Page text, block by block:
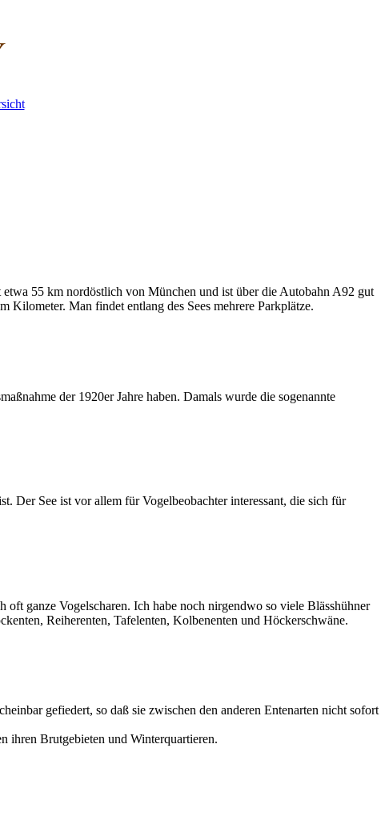
55 km nordöstlich von München und ist über die Autobahn A92 gut
Kilometer. Man findet entlang des Sees mehrere Parkplätze.
der 1920er Jahre haben. Damals wurde die sogenannte
Der See ist vor allem für Vogelbeobachter interessant, die sich für
ganze Vogelscharen. Ich habe noch nirgendwo so viele Blässhühner
Reiherenten, Tafelenten, Kolbenenten und Höckerschwäne.
gefiedert, so daß sie zwischen den anderen Entenarten nicht sofort
ihren Brutgebieten und Winterquartieren.